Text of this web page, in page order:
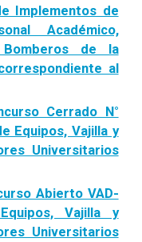
Implementos de
Académico,
de la
al
Cerrado N°
Equipos, Vajilla y
Universitarios
Abierto VAD-
Vajilla y
Universitarios